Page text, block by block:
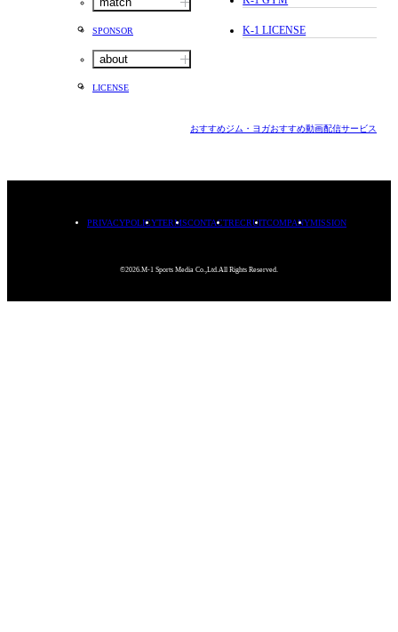
SPONSOR
about
LICENSE
K-1 LICENSE
おすすめジム・ヨガおすすめ動画配信サービス
PRIVACYPOLICYTERMSCONTACTRECRUITCOMPANYMISSION
©2026.M-1 Sports Media Co.,Ltd.All Rights Reserved.